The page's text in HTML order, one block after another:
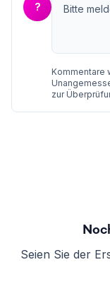
?
Kommentare
zur
Seien Sie der